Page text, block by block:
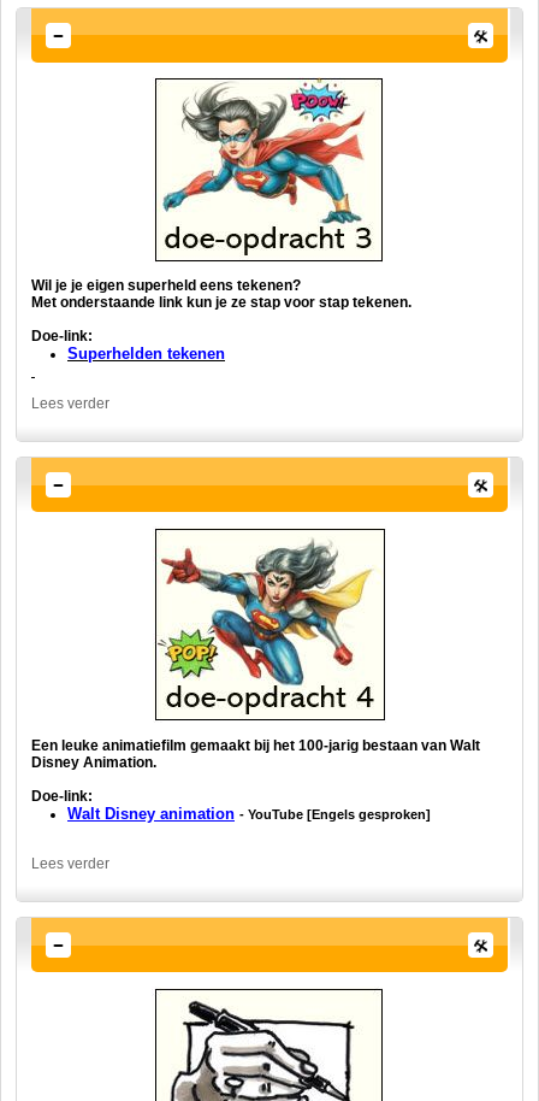
Wil je je eigen superheld eens tekenen?
Met onderstaande link kun je ze stap voor stap tekenen.
Doe-link:
Superhelden tekenen
Lees verder
Een leuke animatiefilm gemaakt bij het 100-jarig bestaan van Walt
Disney Animation.
Doe-link:
Walt Disney animation - YouTube [Engels gesproken]
Lees verder